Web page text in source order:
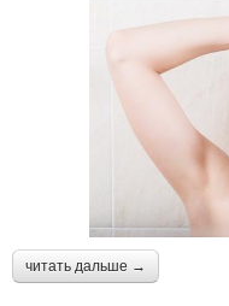
читать дальше →